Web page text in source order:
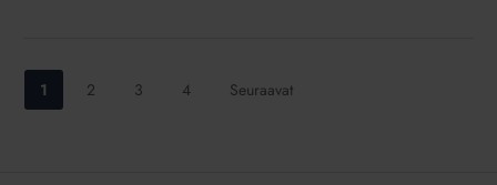
Siirry
sivulle:
1
Siirry
2
Siirry
3
Siirry
4 Seuraavat